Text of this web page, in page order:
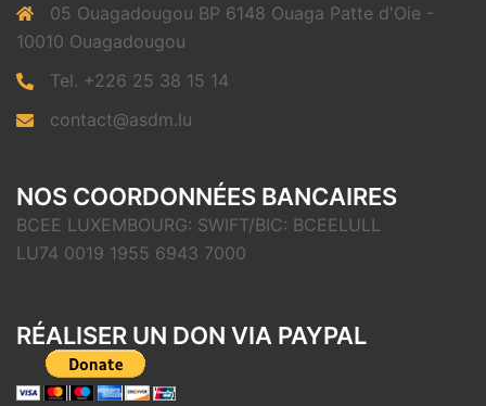
05 Ouagadougou BP 6148 Ouaga Patte d'Oie -
10010 Ouagadougou
Tel. +226 25 38 15 14
contact@asdm.lu
NOS COORDONNÉES BANCAIRES
BCEE LUXEMBOURG: SWIFT/BIC: BCEELULL
LU74 0019 1955 6943 7000
RÉALISER UN DON VIA PAYPAL